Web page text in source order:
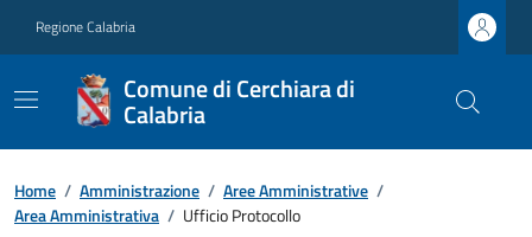
Regione Calabria
Comune di Cerchiara di
Calabria
Home / Amministrazione / Aree Amministrative /
Area Amministrativa / Ufficio Protocollo